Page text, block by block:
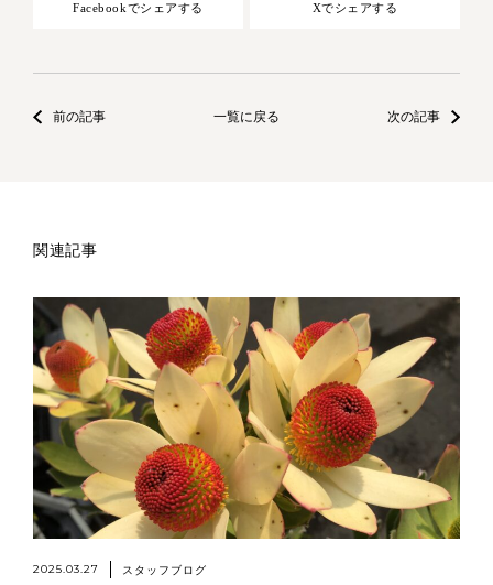
Facebookでシェアする Xでシェアする
前の記事 一覧に戻る 次の記事
関連記事
2025.03.27 スタッフブログ